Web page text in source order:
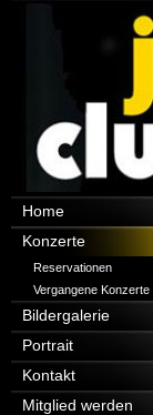
Navigation
überspringen
Home
Konzerte
Reservationen
Vergangene Konzerte
Bildergalerie
Portrait
Kontakt
Mitglied werden